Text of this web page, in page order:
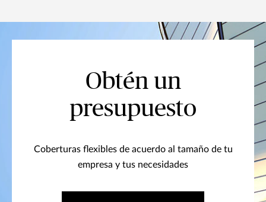
Obtén un
presupuesto
Coberturas flexibles de acuerdo al tamaño de tu
empresa y tus necesidades